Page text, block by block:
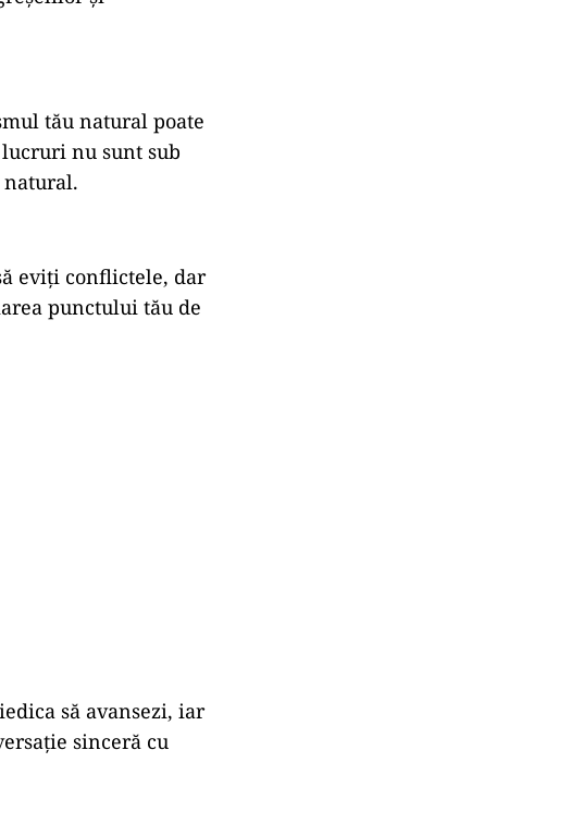
tău natural poate
nu sunt sub
natural.
eviți conflictele, dar
punctului tău de
să avansezi, iar
sinceră cu